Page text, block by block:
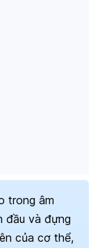
trong âm
đầu và đựng
của cơ thể,